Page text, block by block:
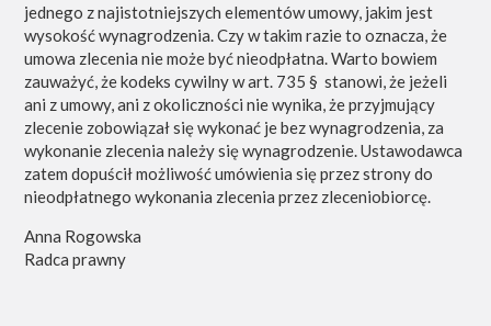
jednego z najistotniejszych elementów umowy, jakim jest
wysokość wynagrodzenia. Czy w takim razie to oznacza, że
umowa zlecenia nie może być nieodpłatna. Warto bowiem
zauważyć, że kodeks cywilny w art. 735 § stanowi, że jeżeli
ani z umowy, ani z okoliczności nie wynika, że przyjmujący
zlecenie zobowiązał się wykonać je bez wynagrodzenia, za
wykonanie zlecenia należy się wynagrodzenie. Ustawodawca
zatem dopuścił możliwość umówienia się przez strony do
nieodpłatnego wykonania zlecenia przez zleceniobiorcę.
Anna Rogowska
Radca prawny